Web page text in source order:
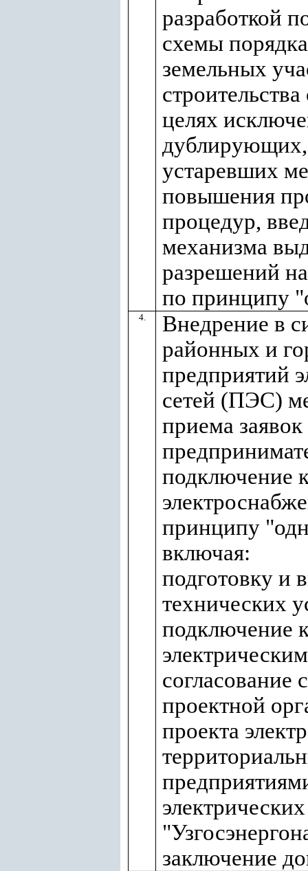
разработкой
схемы
земельных
целях
устаревших
повышения
процедур,
механизма
разрешений
по принципу
4.
Внедрение в
районных и
предприятий
сетей (ПЭС)
приема
подключение
принципу
включая:
подготовку и
технических
подключение
согласование
проектной
проекта
заключение